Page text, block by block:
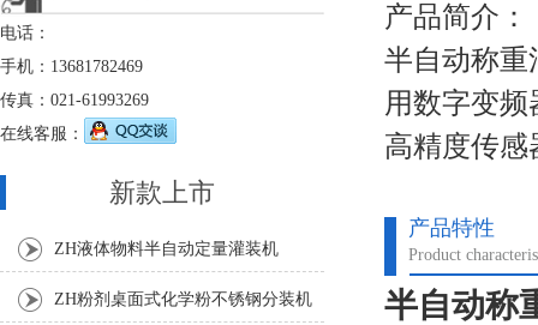
产品简介：
半自动称重
用数字变
高精度传
产品特性
Product
半自动称
电话：
手机：13681782469
传真：021-61993269
在线客服：
新款上市
ZH液体物料半自动定量灌装机
ZH粉剂桌面式化学粉不锈钢分装机